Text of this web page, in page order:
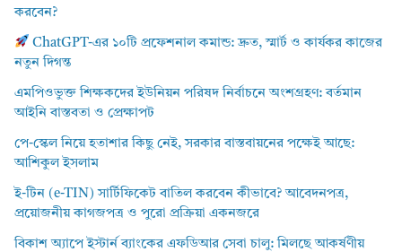
করবেন?
ChatGPT-এর ১০টি প্রফেশনাল কমান্ড: দ্রুত, স্মার্ট ও কার্যকর কাজের
নতুন দিগন্ত
এমপিওভুক্ত শিক্ষকদের ইউনিয়ন পরিষদ নির্বাচনে অংশগ্রহণ: বর্তমান
আইনি বাস্তবতা ও প্রেক্ষাপট
পে-স্কেল নিয়ে হতাশার কিছু নেই, সরকার বাস্তবায়নের পক্ষেই আছে:
আশিকুল ইসলাম
ই-টিন (e-TIN) সার্টিফিকেট বাতিল করবেন কীভাবে? আবেদনপত্র,
প্রয়োজনীয় কাগজপত্র ও পুরো প্রক্রিয়া একনজরে
বিকাশ অ্যাপে ইস্টার্ন ব্যাংকের এফডিআর সেবা চালু: মিলছে আকর্ষণীয়